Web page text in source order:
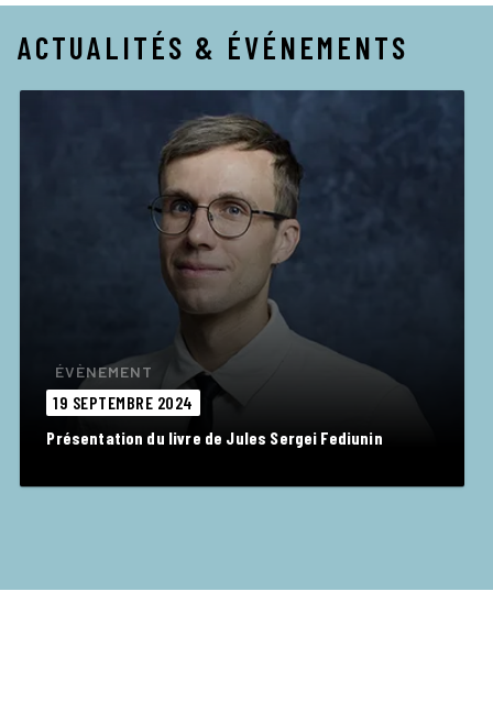
ACTUALITÉS & ÉVÉNEMENTS
ÉVÈNEMENT
19 SEPTEMBRE 2024
Présentation du livre de Jules Sergei Fediunin